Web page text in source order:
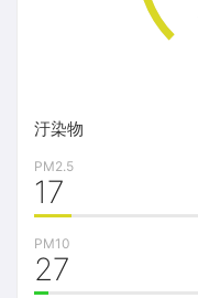
汙染物
PM2.5
17
PM10
27